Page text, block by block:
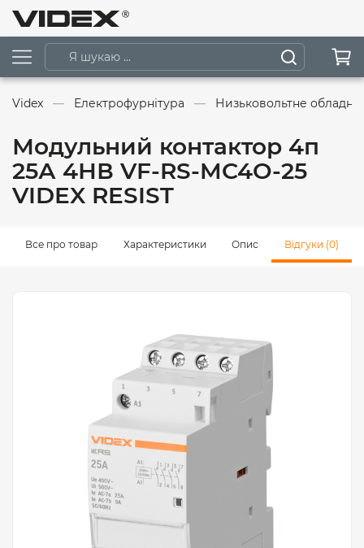
Videx Електрофурнітура Низьковольтне
Модульний контактор 4п
25А 4НВ VF-RS-MC4O-25
VIDEX RESIST
Все про товар Характеристики Опис Відгуки (0)